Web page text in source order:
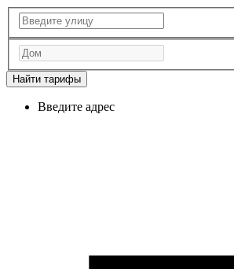
Найти тарифы
Введите адрес